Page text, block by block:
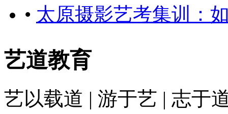
• 太原摄影艺考集训：
艺道教育
艺以载道 | 游于艺 | 志于